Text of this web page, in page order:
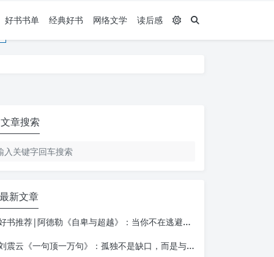
好书书单 经典好书 网络文学 读后感
文章搜索
最新文章
书推荐|阿德勒《自卑与超越》：当你不在逃避自己，一切才真正的开始
震云《一句顶一万句》：孤独不是缺口，而是与自己相遇的入口